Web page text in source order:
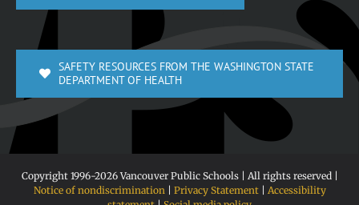
SAFETY RESOURCES FROM THE WASHINGTON STATE
DEPARTMENT OF HEALTH
Copyright 1996-2026 Vancouver Public Schools | All rights reserved |
Notice of nondiscrimination
Privacy Statement| Accessibility